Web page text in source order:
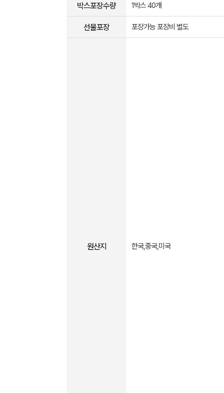
박스포장수량 1박스 40개
선물포장 포장가능 포장비 별도
원산지 한국,중국,미국